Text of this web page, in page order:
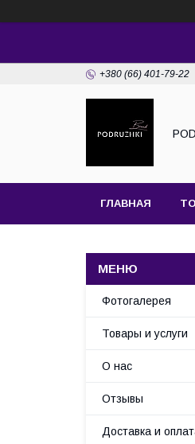
+380 (66) 401-79-22
ГЛАВНАЯ
Фотогалерея
Товары и услуги
О нас
Отзывы
Доставка и